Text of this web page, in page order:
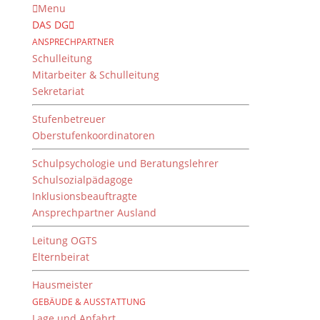
Menu
DAS DG
ANSPRECHPARTNER
Schulleitung
Mitarbeiter & Schulleitung
Sekretariat
Stufenbetreuer
Oberstufenkoordinatoren
Schulpsychologie und Beratungslehrer
Schulsozialpädagoge
Inklusionsbeauftragte
Ansprechpartner Ausland
Leitung OGTS
Elternbeirat
Hausmeister
GEBÄUDE & AUSSTATTUNG
Schüler/innen gestalten
Zeitungsseite zu
Filmprojekt
19. September 2018